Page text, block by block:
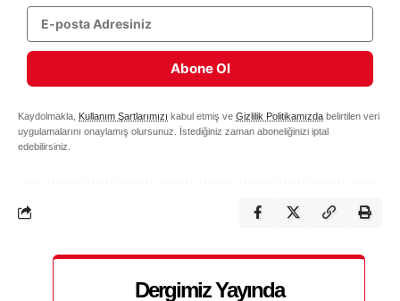
Abone Ol
Kaydolmakla, Kullanım Şartlarımızı kabul etmiş ve Gizlilik Politikamızda belirtilen veri
uygulamalarını onaylamış olursunuz. İstediğiniz zaman aboneliğinizi iptal
edebilirsiniz.
Dergimiz Yayında